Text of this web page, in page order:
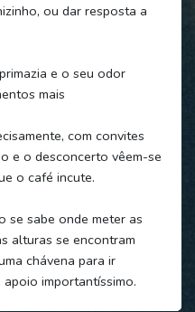
ou dar resposta a
e o seu odor
mais
com convites
e o desconcerto vêem-se
o café incute.
se sabe onde meter as
alturas se encontram
chávena para ir
importantíssimo.